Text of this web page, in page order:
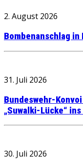
2. August 2026
Bombenanschlag in
31. Juli 2026
Bundeswehr-
„Suwalki-Lücke“
30. Juli 2026